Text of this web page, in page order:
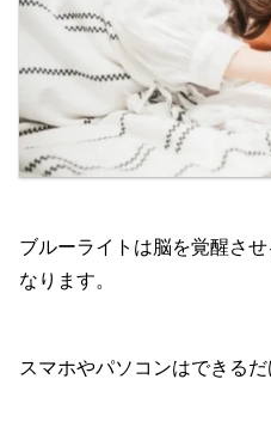
ブルーライトは脳を覚醒さ
なります。
スマホやパソコンはできるだ